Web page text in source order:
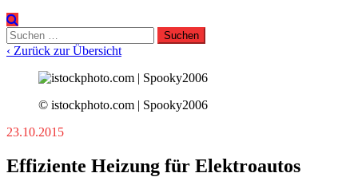
Suchen
nach:
‹ Zurück zur Übersicht
© istockphoto.com | Spooky2006
23.10.2015
Effiziente Heizung für Elektroautos